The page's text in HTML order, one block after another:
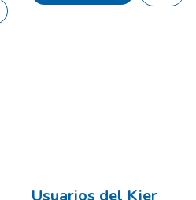
Usuarios del Kier